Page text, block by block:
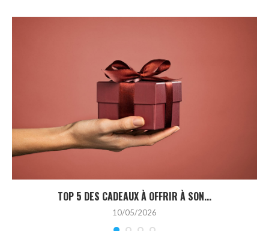
TOP 5 DES CADEAUX À OFFRIR À SON...
10/05/2026